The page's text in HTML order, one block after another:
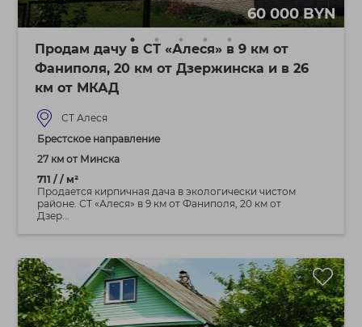
60 000 BYN
Продам дачу в СТ «Алеся» в 9 км от
Фаниполя, 20 км от Дзержинска и в 26
км от МКАД
СТ Алеся
Брестское направление
27 км от Минска
711 / / м²
Продается кирпичная дача в экологически чистом
районе. СТ «Алеся» в 9 км от Фаниполя, 20 км от
Дзер...